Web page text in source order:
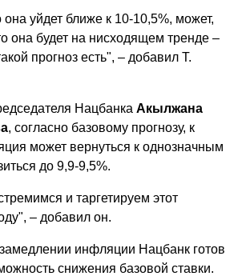
уйдет ближе к 10-10,5%, может,
она будет на нисходящем тренде –
прогноз есть", – добавил Т.
НацбанкаАкылжана
, согласно базовому прогнозу, к
может вернуться к однозначным
до 9,9-9,5%.
и таргетируем этот
– добавил он.
инфляции Нацбанк готов
снижения базовой ставки.